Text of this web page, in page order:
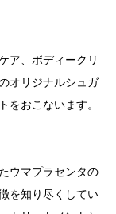
ア、ボディークリ
オリジナルシュガ
をおこないます。
ウマプラセンタの
を知り尽くしてい